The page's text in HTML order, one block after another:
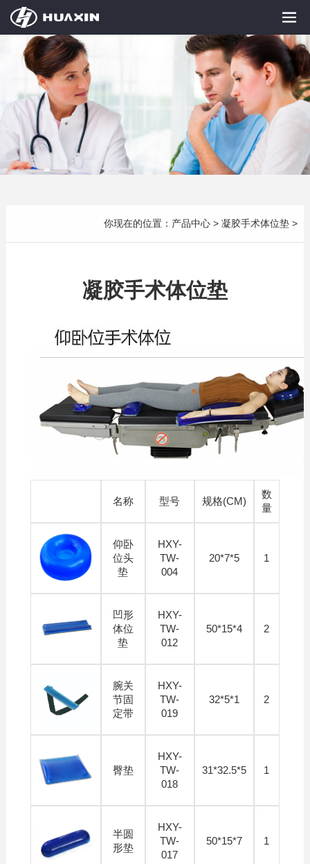
你现在的位置： 产品中心 >凝胶手术体位垫 >
凝胶手术体位垫
名称 型号 规格(CM)
数
量
仰卧
位头
垫
HXY-
TW-
004
20*7*5 1
凹形
体位
垫
HXY-
TW-
012
50*15*4 2
腕关
节固
定带
HXY-
TW-
019
32*5*1 2
臀垫
HXY-
TW-
018
31*32.5*5 1
半圆
形垫
HXY-
TW-
017
50*15*7 1